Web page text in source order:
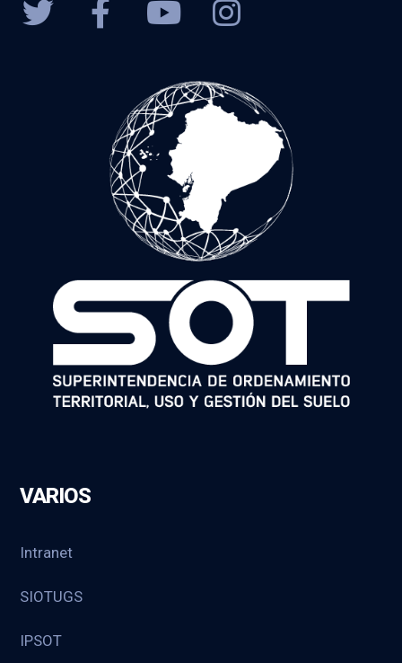
VARIOS
Intranet
SIOTUGS
IPSOT